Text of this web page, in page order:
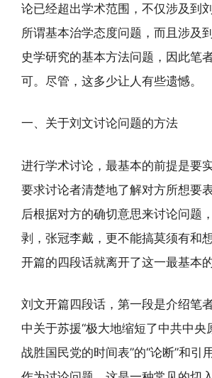
论已经超出学术范围，不仅涉及到
所谓基本治学态度问题，而且涉及
史学研究的基本方法问题，因此笔
可。尽管，这多少让人有些遗憾。
一、关于刘文讨论问题的方法
进行学术讨论，最基本的前提是要
要求讨论者清楚地了解对方所想要
后根据对方的确切意思来讨论问题
剥，张冠李戴，更不能搞莫须有和
开篇的四段话就离开了这一最基本的
刘文开篇四段话，第一段是介绍笔
中关于苏援“极大地缩短了中共中央
战胜国民党的时间表”的“论断”和引